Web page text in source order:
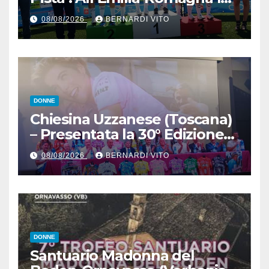
Maglia Tricolore Madison
“Donne Allieve”
08/08/2026 BERNARDI VITO
DONNE
Chiesina Uzzanese (Toscana)
– Presentata la 30° Edizione
del Giro della Toscana
Femminile : Si disputerà dal
27 al 30 Agosto 2026
08/08/2026 BERNARDI VITO
DONNE
Santuario Madonna del